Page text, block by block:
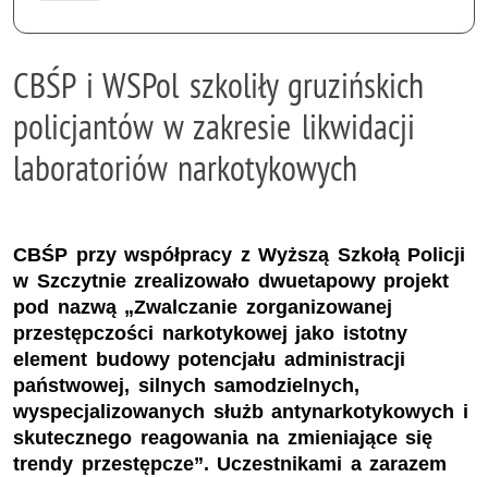
CBŚP i WSPol szkoliły gruzińskich
policjantów w zakresie likwidacji
laboratoriów narkotykowych
CBŚP przy współpracy z Wyższą Szkołą Policji
w Szczytnie zrealizowało dwuetapowy projekt
pod nazwą „Zwalczanie zorganizowanej
przestępczości narkotykowej jako istotny
element budowy potencjału administracji
państwowej, silnych samodzielnych,
wyspecjalizowanych służb antynarkotykowych i
skutecznego reagowania na zmieniające się
trendy przestępcze”. Uczestnikami a zarazem